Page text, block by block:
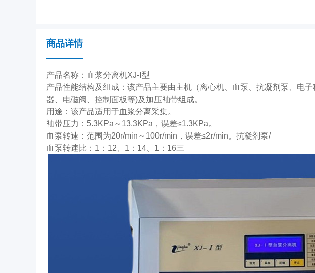
商品详情
产品名称：血浆分离机XJ-Ⅰ型
产品性能结构及组成：该产品主要由主机（离心机、血泵、抗凝剂泵、电
器、电磁阀、控制面板等)及加压袖带组成。
用途：该产品适用于血浆分离采集。
袖带压力：5.3KPa～13.3KPa，误差≤1.3KPa。
血泵转速：范围为20r/min～100r/min，误差≤2r/min。抗凝剂泵/
血泵转速比：1：12、1：14、1：16三